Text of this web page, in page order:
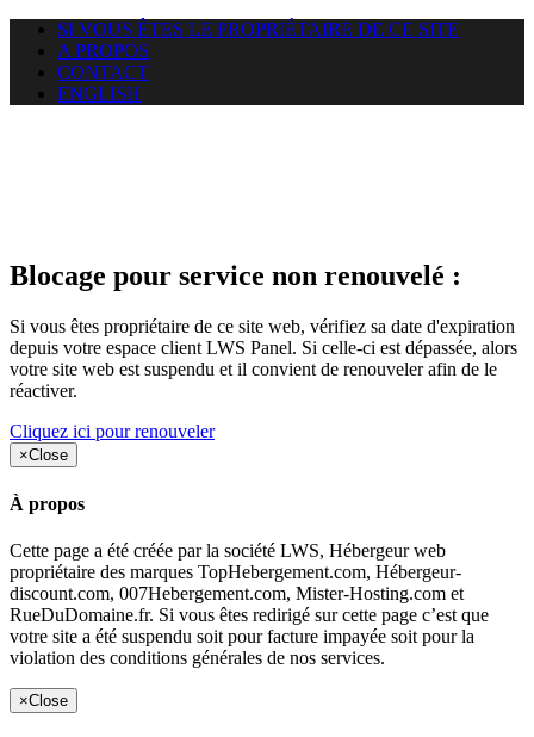
SI VOUS ÊTES LE PROPRIÉTAIRE DE CE SITE
A PROPOS
CONTACT
ENGLISH
Blocage pour service non renouvelé :
Si vous êtes propriétaire de ce site web, vérifiez sa date d'expiration
depuis votre espace client LWS Panel. Si celle-ci est dépassée, alors
votre site web est suspendu et il convient de renouveler afin de le
réactiver.
Cliquez ici pour renouveler
×Close
À propos
Cette page a été créée par la société LWS, Hébergeur web
propriétaire des marques TopHebergement.com, Hébergeur-
discount.com, 007Hebergement.com, Mister-Hosting.com et
RueDuDomaine.fr. Si vous êtes redirigé sur cette page c’est que
votre site a été suspendu soit pour facture impayée soit pour la
violation des conditions générales de nos services.
×Close